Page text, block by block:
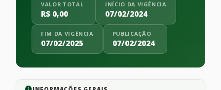
VALOR TOTAL
R$ 0,00
INÍCIO DA VIGÊNCIA
07/02/2024
FIM DA VIGÊNCIA
07/02/2025
PUBLICAÇÃO
07/02/2024